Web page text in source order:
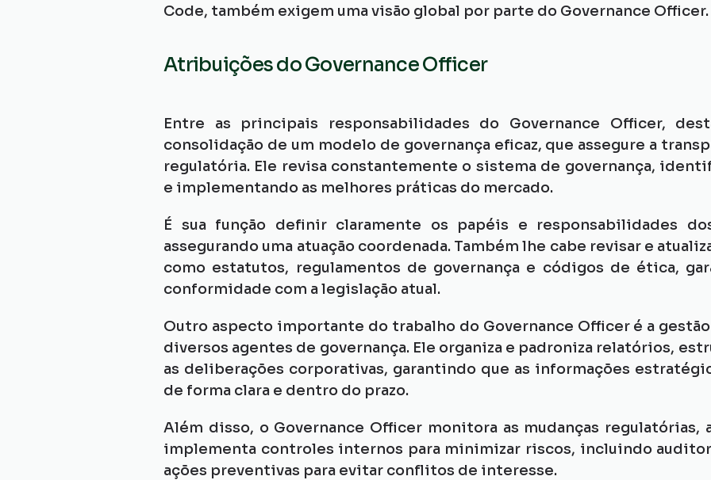
Code, também exigem uma visão global por parte do Governance Officer.
Atribuições do Governance Officer
Entre as principais responsabilidades do Governance Officer,
consolidação de um modelo de governança eficaz, que assegure a
regulatória. Ele revisa constantemente o sistema de governança,
e implementando as melhores práticas do mercado.
É sua função definir claramente os papéis e responsabilidades
assegurando uma atuação coordenada. Também lhe cabe revisar e
como estatutos, regulamentos de governança e códigos de ética,
conformidade com a legislação atual.
Outro aspecto importante do trabalho do Governance Officer é a
diversos agentes de governança. Ele organiza e padroniza relatórios,
as deliberações corporativas, garantindo que as informações
de forma clara e dentro do prazo.
Além disso, o Governance Officer monitora as mudanças regulatórias,
implementa controles internos para minimizar riscos, incluindo
ações preventivas para evitar conflitos de interesse.